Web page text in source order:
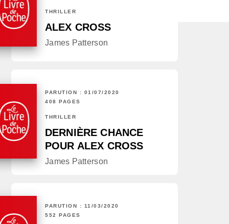
THRILLER
ALEX CROSS
James Patterson
PARUTION : 01/07/2020
408 PAGES
THRILLER
DERNIÈRE CHANCE
POUR ALEX CROSS
James Patterson
PARUTION : 11/03/2020
552 PAGES